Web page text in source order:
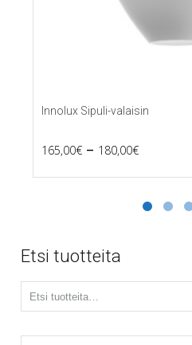
Innolux Sipuli-valaisin
165,00€ – 180,00€Price
range:
165,00€
tehdä
sivulla.
Etsi tuotteita